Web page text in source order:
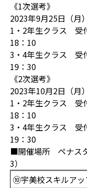
《1次選考》
2023年9月25日（月
1・2年生クラス 受
18：10
3・4年生クラス 受
19：30
《2次選考》
2023年10月2日（月
1・2年生クラス 受
18：10
3・4年生クラス 受
19：30
■開催場所 ペナス
3）
⑩宇美校スキルアッ